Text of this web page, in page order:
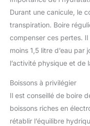
Durant une canicule, le
transpiration. Boire
compenser ces pertes.
moins 1,5 litre d’eau
l’activité physique et de
Boissons à privilégier
Il est conseillé de boire
boissons riches en
rétablir l’équilibre